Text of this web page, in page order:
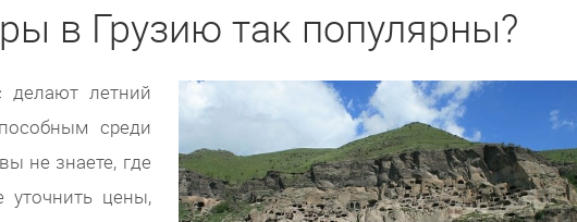
в Грузию так популярны?
делают летний
среди
не знаете, где
уточнить цены,